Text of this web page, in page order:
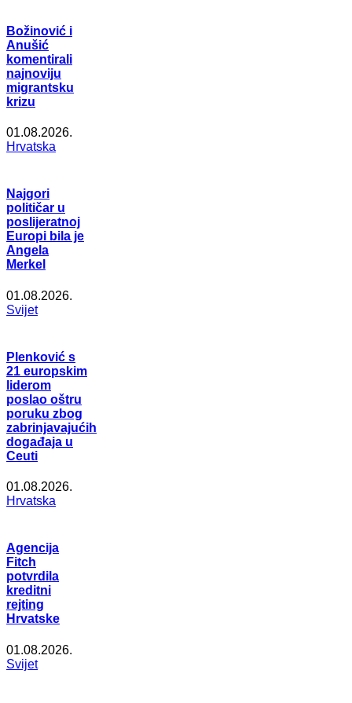
Božinović i
Anušić
komentirali
najnoviju
migrantsku
krizu
01.08.2026.
Hrvatska
Najgori
političar u
poslijeratnoj
Europi bila je
Angela
Merkel
01.08.2026.
Svijet
Plenković s
21 europskim
liderom
poslao oštru
poruku zbog
zabrinjavajućih
događaja u
Ceuti
01.08.2026.
Hrvatska
Agencija
Fitch
potvrdila
kreditni
rejting
Hrvatske
01.08.2026.
Svijet